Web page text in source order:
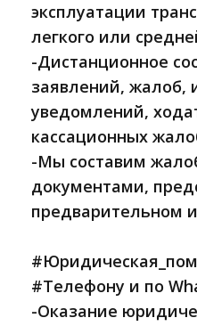
эксплуатации
легкого или
-Дистанционное
заявлений, жалоб,
уведомлений,
кассационных
-Мы составим
документами,
предварительном
#Телефону и по
-Оказание